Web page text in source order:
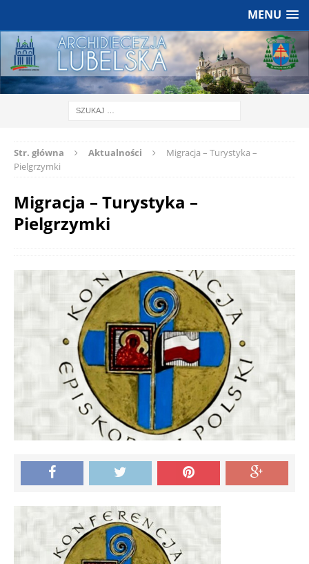
MENU
Str. główna Aktualności
Migracja – Turystyka –
Pielgrzymki
Migracja – Turystyka –
Pielgrzymki